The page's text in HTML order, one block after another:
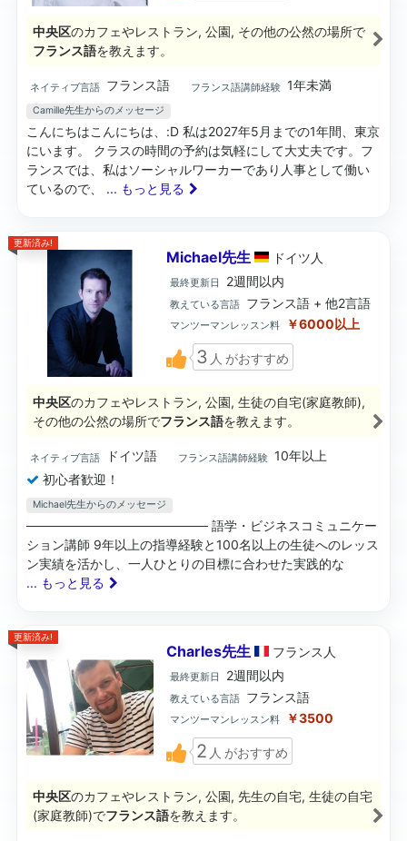
中央区のカフェやレストラン, 公園, その他の公然の場所で
フランス語を教えます。
ネイティブ言語 フランス語 フランス語講師経験 1年未満
Camille先生からのメッセージ
こんにちはこんにちは、:D 私は2027年5月までの1年間、東京
にいます。 クラスの時間の予約は気軽にして大丈夫です。フ
ランスでは、私はソーシャルワーカーであり人事として働い
ているので、 ... もっと見る
更新済み!
Michael先生 ドイツ 人
最終更新日 2週間以内
教えている言語 フランス語 + 他2言語
マンツーマンレッスン料 ￥6000以上
3 人 がおすすめ
中央区のカフェやレストラン, 公園, 生徒の自宅(家庭教師),
その他の公然の場所でフランス語を教えます。
ネイティブ言語 ドイツ語 フランス語講師経験 10年以上
初心者歓迎！
Michael先生からのメッセージ
──────────────────── 語学・ビジネスコミュニケー
ション講師 9年以上の指導経験と100名以上の生徒へのレッス
ン実績を活かし、一人ひとりの目標に合わせた実践的な
... もっと見る
更新済み!
Charles先生 フランス 人
最終更新日 2週間以内
教えている言語 フランス語
マンツーマンレッスン料 ￥3500
2 人 がおすすめ
中央区のカフェやレストラン, 公園, 先生の自宅, 生徒の自宅
(家庭教師)でフランス語を教えます。